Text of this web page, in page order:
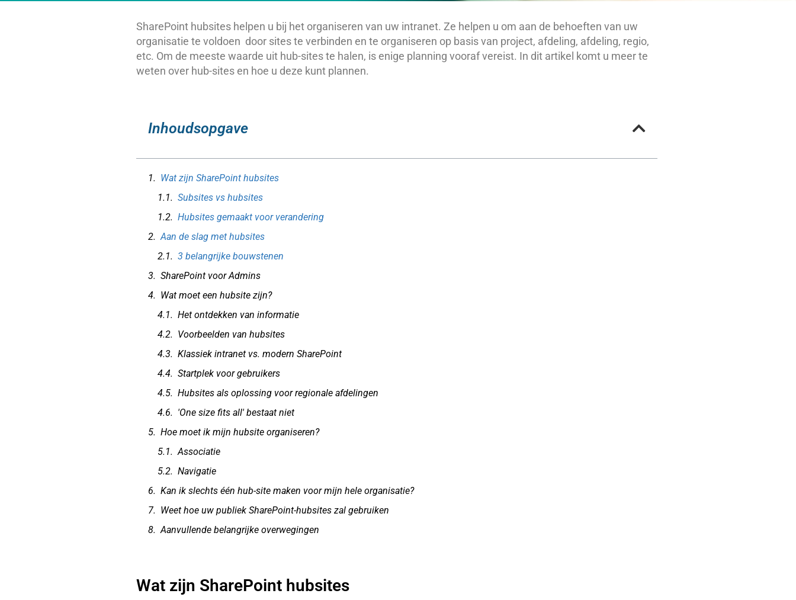
SharePoint hubsites helpen u bij het organiseren van uw intranet. Ze helpen u om aan de behoeften van uw
organisatie te voldoen door sites te verbinden en te organiseren op basis van project, afdeling, afdeling, regio,
etc. Om de meeste waarde uit hub-sites te halen, is enige planning vooraf vereist. In dit artikel komt u meer te
weten over hub-sites en hoe u deze kunt plannen.
Inhoudsopgave
Wat zijn SharePoint hubsites
Subsites vs hubsites
Hubsites gemaakt voor verandering
Aan de slag met hubsites
3 belangrijke bouwstenen
SharePoint voor Admins
Wat moet een hubsite zijn?
Het ontdekken van informatie
Voorbeelden van hubsites
Klassiek intranet vs. modern SharePoint
Startplek voor gebruikers
Hubsites als oplossing voor regionale afdelingen
'One size fits all' bestaat niet
Hoe moet ik mijn hubsite organiseren?
Associatie
Navigatie
Kan ik slechts één hub-site maken voor mijn hele organisatie?
Weet hoe uw publiek SharePoint-hubsites zal gebruiken
Aanvullende belangrijke overwegingen
Wat zijn SharePoint hubsites